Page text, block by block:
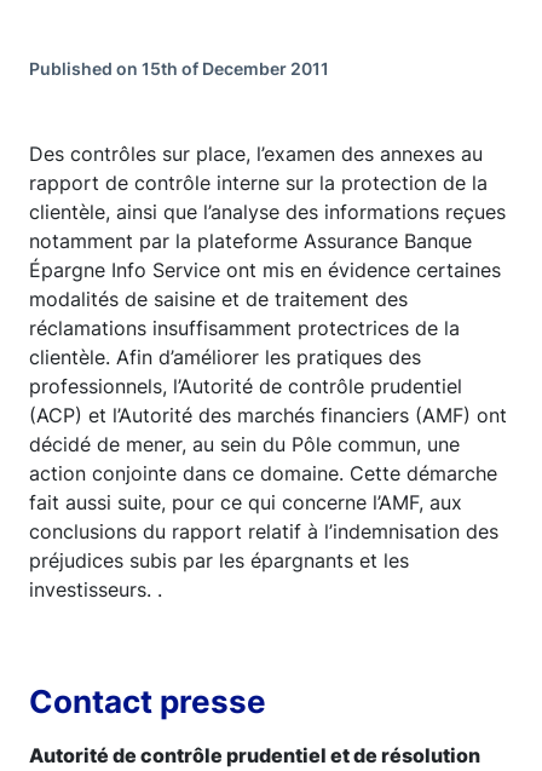
Published on 15th of December 2011
Des contrôles sur place, l’examen des annexes au
rapport de contrôle interne sur la protection de la
clientèle, ainsi que l’analyse des informations reçues
notamment par la plateforme Assurance Banque
Épargne Info Service ont mis en évidence certaines
modalités de saisine et de traitement des
réclamations insuffisamment protectrices de la
clientèle. Afin d’améliorer les pratiques des
professionnels, l’Autorité de contrôle prudentiel
(ACP) et l’Autorité des marchés financiers (AMF) ont
décidé de mener, au sein du Pôle commun, une
action conjointe dans ce domaine. Cette démarche
fait aussi suite, pour ce qui concerne l’AMF, aux
conclusions du rapport relatif à l’indemnisation des
préjudices subis par les épargnants et les
investisseurs. .
Contact presse
Autorité de contrôle prudentiel et de résolution